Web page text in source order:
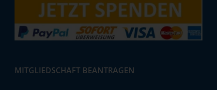
MITGLIEDSCHAFT BEANTRAGEN